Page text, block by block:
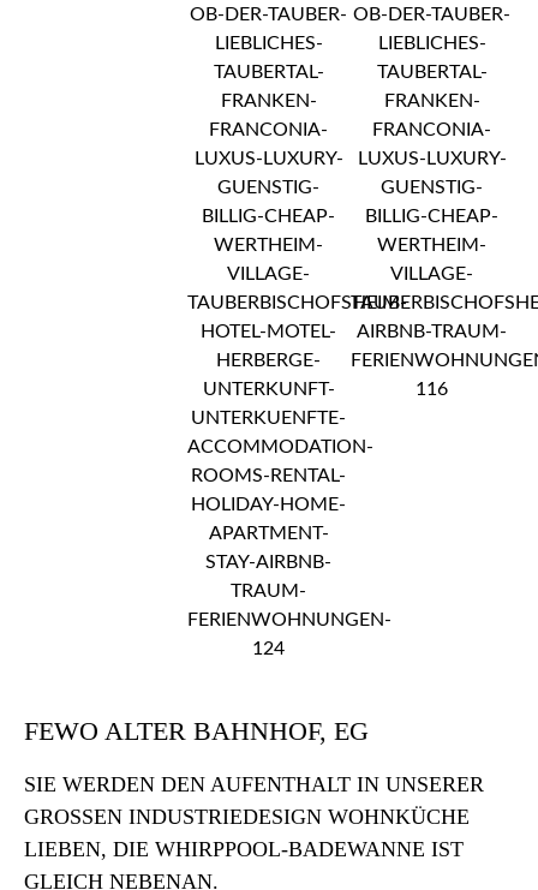
FEWO ALTER BAHNHOF, EG
SIE WERDEN DEN AUFENTHALT IN UNSERER
GROSSEN INDUSTRIEDESIGN WOHNKÜCHE L
IEBEN, DIE WHIRPPOOL-BADEWANNE IST G
LEICH NEBENAN.